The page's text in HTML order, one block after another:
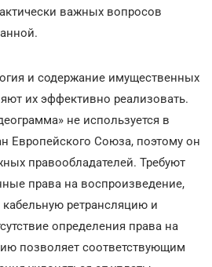
важных вопросов
и содержание имущественных
их эффективно реализовать.
не используется в
Европейского Союза, поэтому он
правообладателей. Требуют
права на воспроизведение,
ретрансляцию и
определения права на
позволяет соответствующим